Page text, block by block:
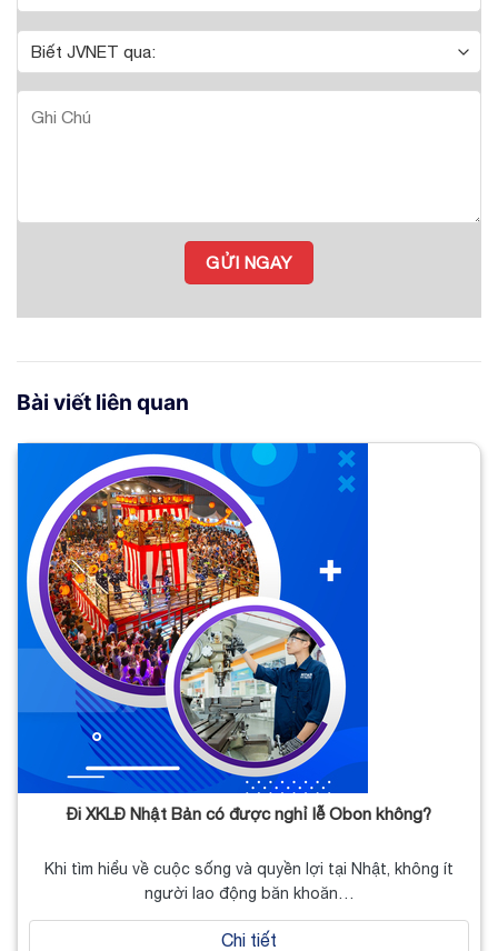
Bài viết liên quan
Đi XKLĐ Nhật Bản có được nghỉ lễ Obon không?
Khi tìm hiểu về cuộc sống và quyền lợi tại Nhật, không ít
người lao động băn khoăn…
Chi tiết